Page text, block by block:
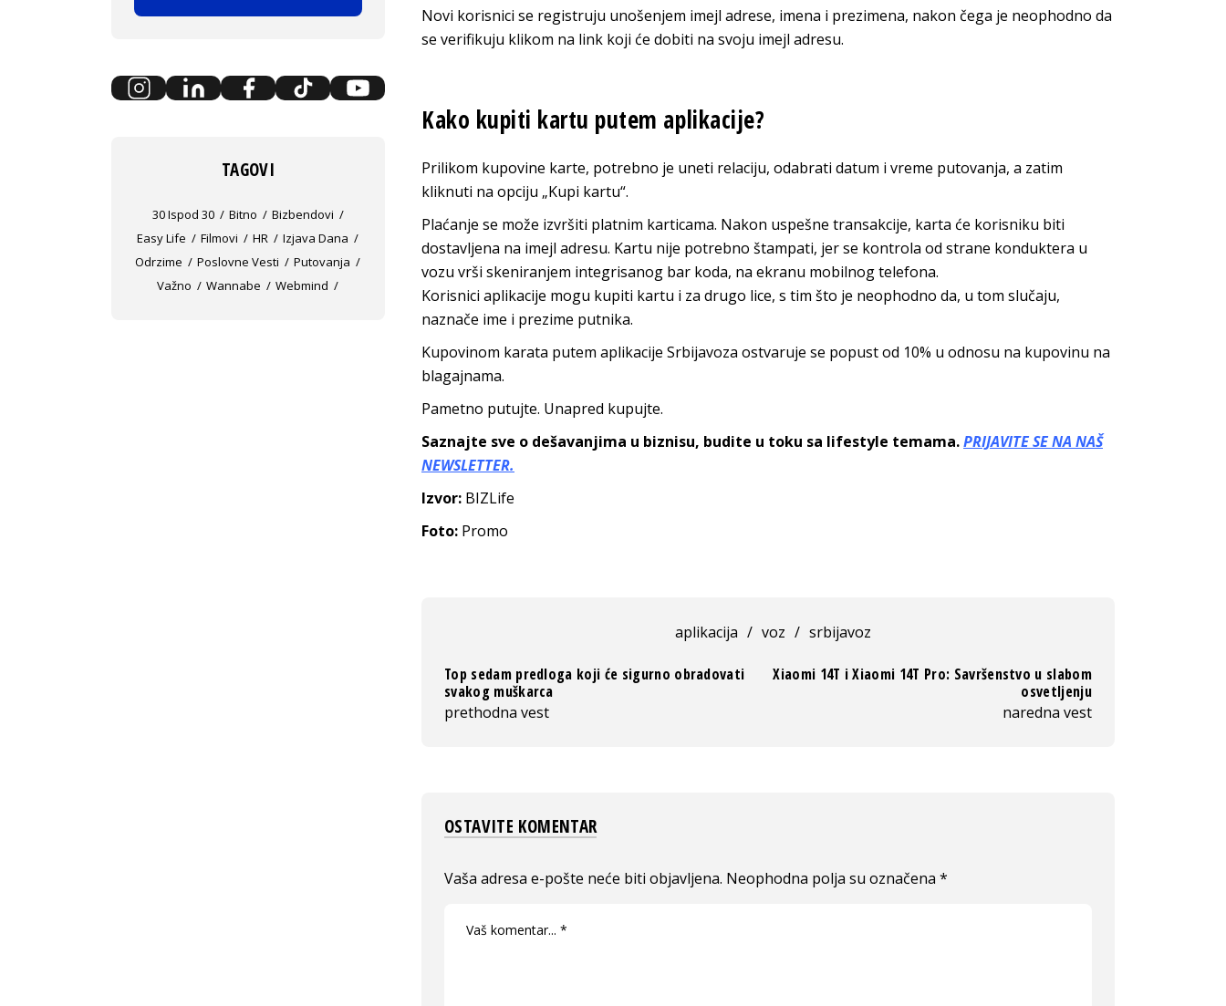
Novi korisnici se registruju unošenjem imejl adrese, imena i prezimena, nakon čega je neophodno da
se verifikuju klikom na link koji će dobiti na svoju imejl adresu.
Kako kupiti kartu putem aplikacije?
Prilikom kupovine karte, potrebno je uneti relaciju, odabrati datum i vreme putovanja, a zatim
kliknuti na opciju „Kupi kartu“.
Plaćanje se može izvršiti platnim karticama. Nakon uspešne transakcije, karta će korisniku biti
dostavljena na imejl adresu. Kartu nije potrebno štampati, jer se kontrola od strane konduktera u
vozu vrši skeniranjem integrisanog bar koda, na ekranu mobilnog telefona.
Korisnici aplikacije mogu kupiti kartu i za drugo lice, s tim što je neophodno da, u tom slučaju,
naznače ime i prezime putnika.
Kupovinom karata putem aplikacije Srbijavoza ostvaruje se popust od 10% u odnosu na kupovinu na
blagajnama.
Pametno putujte. Unapred kupujte.
Saznajte sve o dešavanjima u biznisu, budite u toku sa lifestyle temama.PRIJAVITE SE NA NAŠ
NEWSLETTER.
Izvor: BIZLife
Foto: Promo
aplikacija / voz / srbijavoz
Top sedam predloga koji će sigurno obradovati
svakog muškarca
prethodna vest
Xiaomi 14T i Xiaomi 14T Pro: Savršenstvo u slabom
osvetljenju
naredna vest
OSTAVITE KOMENTAR
Vaša adresa e-pošte neće biti objavljena. Neophodna polja su označena *
TAGOVI
30 Ispod 30 Bitno
Bizbendovi
Easy Life
Filmovi HR
Izjava Dana
Odrzime
Poslovne Vesti
Putovanja
Važno
Wannabe Webmind